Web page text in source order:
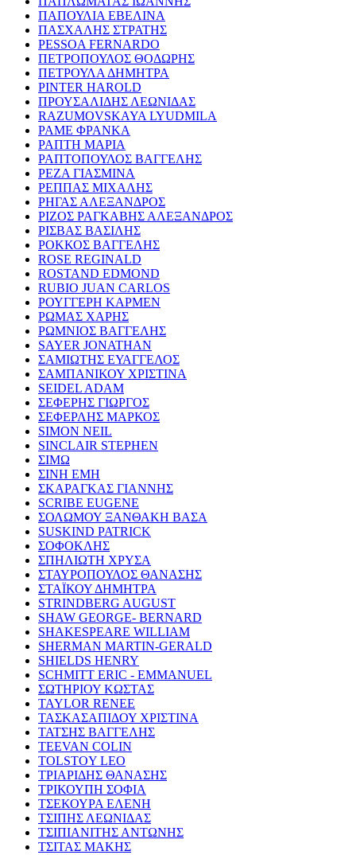
ΠΑΠΟΥΛΙΑ ΕΒΕΛΙΝΑ
ΠΑΣΧΑΛΗΣ ΣΤΡΑΤΗΣ
PESSOA FERNARDO
ΠΕΤΡΟΠΟΥΛΟΣ ΘΟΔΩΡΗΣ
ΠΕΤΡΟΥΛΑ ΔΗΜΗΤΡΑ
PINTER HAROLD
ΠΡΟΥΣΑΛΙΔΗΣ ΛΕΩΝΙΔΑΣ
RAZUMOVSKAYA LYUDMILA
ΡΑΜΕ ΦΡΑΝΚΑ
ΡΑΠΤΗ ΜΑΡΙΑ
ΡΑΠΤΟΠΟΥΛΟΣ ΒΑΓΓΕΛΗΣ
ΡΕΖΑ ΓΙΑΣΜΙΝΑ
ΡΕΠΠΑΣ ΜΙΧΑΛΗΣ
ΡΗΓΑΣ ΑΛΕΞΑΝΔΡΟΣ
ΡΙΖΟΣ ΡΑΓΚΑΒΗΣ ΑΛΕΞΑΝΔΡΟΣ
ΡΙΣΒΑΣ ΒΑΣΙΛΗΣ
ΡΟΚΚΟΣ ΒΑΓΓΕΛΗΣ
ROSE REGINALD
ROSTAND EDMOND
RUBIO JUAN CARLOS
ΡΟΥΓΓΕΡΗ ΚΑΡΜΕΝ
ΡΩΜΑΣ ΧΑΡΗΣ
ΡΩΜΝΙΟΣ ΒΑΓΓΕΛΗΣ
SAYER JONATHAN
ΣΑΜΙΩΤΗΣ ΕΥΑΓΓΕΛΟΣ
ΣΑΜΠΑΝΙΚΟΥ ΧΡΙΣΤΙΝΑ
SEIDEL ADAM
ΣΕΦΕΡΗΣ ΓΙΩΡΓΟΣ
ΣΕΦΕΡΛΗΣ ΜΑΡΚΟΣ
SIMON NEIL
SINCLAIR STEPHEN
ΣΙΜΩ
ΣΙΝΗ ΕΜΗ
ΣΚΑΡΑΓΚΑΣ ΓΙΑΝΝΗΣ
SCRIBE EUGENE
ΣΟΛΩΜΟΥ ΞΑΝΘΑΚΗ ΒΑΣΑ
SUSKIND PATRICK
ΣΟΦΟΚΛΗΣ
ΣΠΗΛΙΩΤΗ ΧΡΥΣΑ
ΣΤΑΥΡΟΠΟΥΛΟΣ ΘΑΝΑΣΗΣ
ΣΤΑΪΚΟΥ ΔΗΜΗΤΡΑ
STRINDBERG AUGUST
SHAW GEORGE- BERNARD
SHAKESPEARE WILLIAM
SHERMAN MARTIN-GERALD
SHIELDS HENRY
SCHMITT ERIC - EMMANUEL
ΣΩΤΗΡΙΟΥ ΚΩΣΤΑΣ
TAYLOR RENEE
ΤΑΣΚΑΣΑΠΙΔΟΥ ΧΡΙΣΤΙΝΑ
ΤΑΤΣΗΣ ΒΑΓΓΕΛΗΣ
TEEVAN COLIN
TOLSTOY LEO
ΤΡΙΑΡΙΔΗΣ ΘΑΝΑΣΗΣ
ΤΡΙΚΟΥΠΗ ΣΟΦΙΑ
ΤΣΕΚΟΥΡΑ ΕΛΕΝΗ
ΤΣΙΠΗΣ ΛΕΩΝΙΔΑΣ
ΤΣΙΠΙΑΝΙΤΗΣ ΑΝΤΩΝΗΣ
ΤΣΙΤΑΣ ΜΑΚΗΣ